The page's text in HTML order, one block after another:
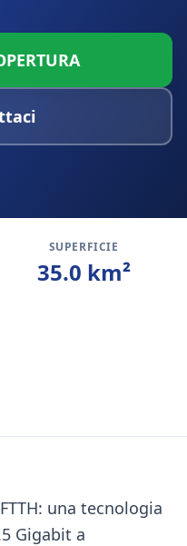
SUPERFICIE
35.0 km²
una tecnologia
Gigabit a